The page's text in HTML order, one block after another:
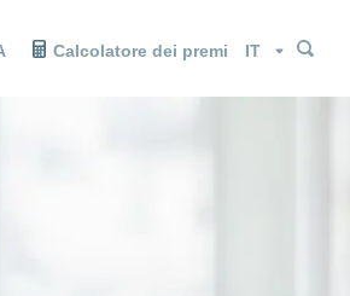
Calcolatore dei premi Lingua